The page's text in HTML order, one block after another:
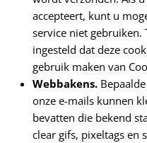
accepteert, kunt u
service niet
ingesteld dat deze
gebruik maken van
Webbakens.
onze e-mails kunnen
bevatten die bekend
clear gifs, pixeltags en